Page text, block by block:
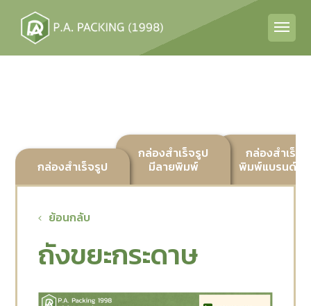
กล่องสำเร็จรูป
กล่องสำเร็จรูป
มีลายพิมพ์
กล่องสำเร็จ
พิมพ์แบรนด์ลู
ย้อนกลับ
ถังขยะกระดาษ